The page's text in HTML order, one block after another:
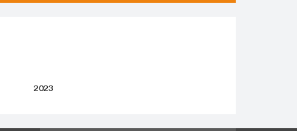
2023